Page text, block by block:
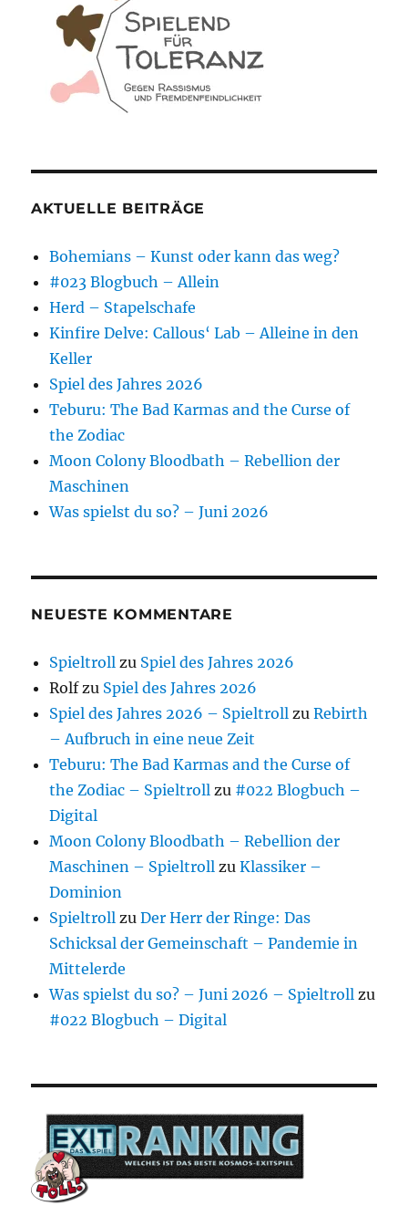
AKTUELLE BEITRÄGE
Bohemians – Kunst oder kann das weg?
#023 Blogbuch – Allein
Herd – Stapelschafe
Kinfire Delve: Callous‘ Lab – Alleine in den
Keller
Spiel des Jahres 2026
Teburu: The Bad Karmas and the Curse of
the Zodiac
Moon Colony Bloodbath – Rebellion der
Maschinen
Was spielst du so? – Juni 2026
NEUESTE KOMMENTARE
Spieltroll zu Spiel des Jahres 2026
Rolfzu Spiel des Jahres 2026
Spiel des Jahres 2026 – Spieltroll zuRebirth
– Aufbruch in eine neue Zeit
Teburu: The Bad Karmas and the Curse of
the Zodiac – Spieltroll zu #022 Blogbuch –
Digital
Moon Colony Bloodbath – Rebellion der
Maschinen – Spieltroll zuKlassiker –
Dominion
Spieltroll zuDer Herr der Ringe: Das
Schicksal der Gemeinschaft – Pandemie in
Mittelerde
Was spielst du so? – Juni 2026 – Spieltroll zu
#022 Blogbuch – Digital